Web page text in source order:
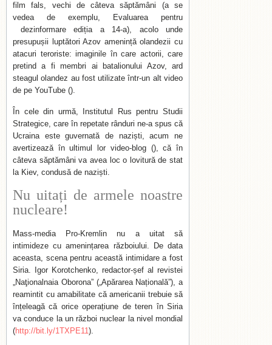
film fals, vechi de câteva săptămâni (a se
vedea de exemplu, Evaluarea pentru
dezinformare ediția a 14-a), acolo unde
presupușii luptători Azov amenință olandezii cu
atacuri teroriste: imaginile în care actorii, care
pretind a fi membri ai batalionului Azov, ard
steagul olandez au fost utilizate într-un alt video
de pe YouTube ().
În cele din urmă, Institutul Rus pentru Studii
Strategice, care în repetate rânduri ne-a spus că
Ucraina este guvernată de naziști, acum ne
avertizează în ultimul lor video-blog (), că în
câteva săptămâni va avea loc o lovitură de stat
la Kiev, condusă de naziști.
Nu uitați de armele noastre
nucleare!
Mass-media Pro-Kremlin nu a uitat să
intimideze cu amenințarea războiului. De data
aceasta, scena pentru această intimidare a fost
Siria. Igor Korotchenko, redactor-șef al revistei
„Naţionalnaia Oborona” („Apărarea Națională”), a
reamintit cu amabilitate că americanii trebuie să
înțeleagă că orice operațiune de teren în Siria
va conduce la un război nuclear la nivel mondial
(http://bit.ly/1TXPE11).